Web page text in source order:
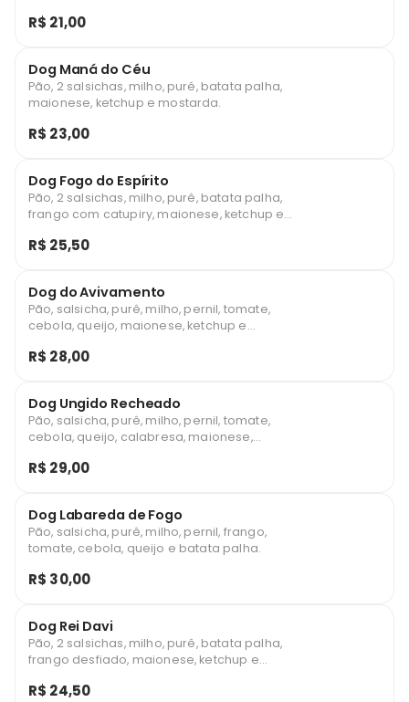
R$ 21,00
Dog Maná do Céu
Pão, 2 salsichas, milho, purê, batata palha,
maionese, ketchup e mostarda.
R$ 23,00
Dog Fogo do Espírito
Pão, 2 salsichas, milho, purê, batata palha,
frango com catupiry, maionese, ketchup e
R$ 25,50
Dog do Avivamento
Pão, salsicha, purê, milho, pernil, tomate,
cebola, queijo, maionese, ketchup e
R$ 28,00
Dog Ungido Recheado
Pão, salsicha, purê, milho, pernil, tomate,
cebola, queijo, calabresa, maionese,
R$ 29,00
Dog Labareda de Fogo
Pão, salsicha, purê, milho, pernil, frango,
tomate, cebola, queijo e batata palha.
R$ 30,00
Dog Rei Davi
Pão, 2 salsichas, milho, purê, batata palha,
frango desfiado, maionese, ketchup e
R$ 24,50